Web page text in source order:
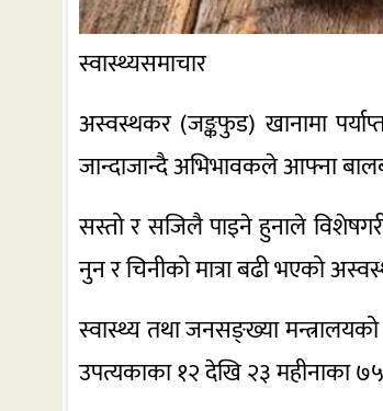
स्वास्थ्यसमाचार
अस्वस्थकर (जङ्कफुड) खानामा
जान्दाजान्दै अभिभावकले आफ्ना
सस्तो र सजिलै पाइने हुनाले
नुन र चिनीको मात्रा बढी भएको
स्वास्थ्य तथा जनसङ्ख्या
उपत्यकाका १२ देखि २३ महीनाका